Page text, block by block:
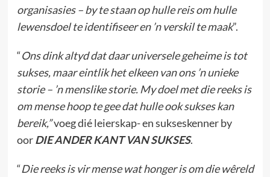
organisasies – by te staan op hulle reis om hulle
lewensdoel te identifiseer en ’n verskil te maak”.
“Ons dink altyd dat daar universele geheime is tot
sukses, maar eintlik het elkeen van ons ’n unieke
storie – ’n menslike storie. My doel met die reeks is
om mense hoop te gee dat hulle ook sukses kan
bereik,”voeg dié leierskap- en sukseskenner by
oorDIE ANDER KANT VAN SUKSES.
“Die reeks is vir mense wat honger is om die wêreld